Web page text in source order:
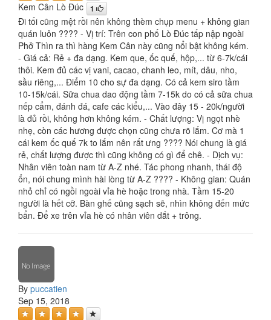
Kem Cân Lò Đúc 1
Đi tối cũng mệt rồi nên không thèm chụp menu + không gian
quán luôn ???? - Vị trí: Trên con phố Lò Đúc tấp nập ngoài
Phở Thìn ra thì hàng Kem Cân này cũng nổi bật không kém.
- Giá cả: Rẻ + đa dạng. Kem que, ốc quế, hộp,... từ 6-7k/cái
thôi. Kem đủ các vị vani, cacao, chanh leo, mít, dâu, nho,
sầu riêng,... Điểm 10 cho sự đa dạng. Có cả kem siro tầm
10-15k/cái. Sữa chua dao động tầm 7-15k do có cả sữa chua
nếp cẩm, đánh đá, cafe các kiểu,... Vào đây 15 - 20k/người
là đủ rồi, không hơn không kém. - Chất lượng: Vị ngọt nhè
nhẹ, còn các hương được chọn cũng chưa rõ lắm. Cơ mà 1
cái kem ốc quế 7k to lắm nên rất ưng ???? Nói chung là giá
rẻ, chất lượng được thì cũng không có gì để chê. - Dịch vụ:
Nhân viên toàn nam từ A-Z nhé. Tác phong nhanh, thái độ
ổn, nói chung mình hài lòng từ A-Z ???? - Không gian: Quán
nhỏ chỉ có ngồi ngoài vỉa hè hoặc trong nhà. Tầm 15-20
người là hết cỡ. Bàn ghế cũng sạch sẽ, nhìn không đến mức
bẩn. Để xe trên vỉa hè có nhân viên dắt + trông.
By puccatien
Sep 15, 2018